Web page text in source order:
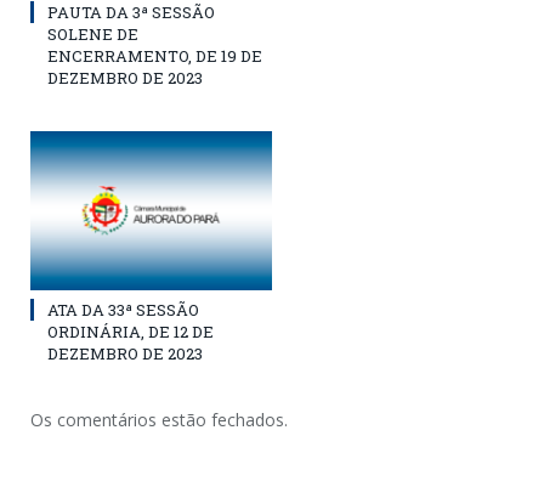
PAUTA DA 3ª SESSÃO
SOLENE DE
ENCERRAMENTO, DE 19 DE
DEZEMBRO DE 2023
ATA DA 33ª SESSÃO
ORDINÁRIA, DE 12 DE
DEZEMBRO DE 2023
Os comentários estão fechados.